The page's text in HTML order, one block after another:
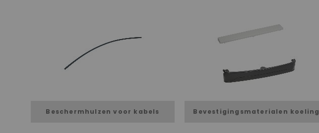
Beschermhulzen voor kabels Bevestigingsmaterialen koeling